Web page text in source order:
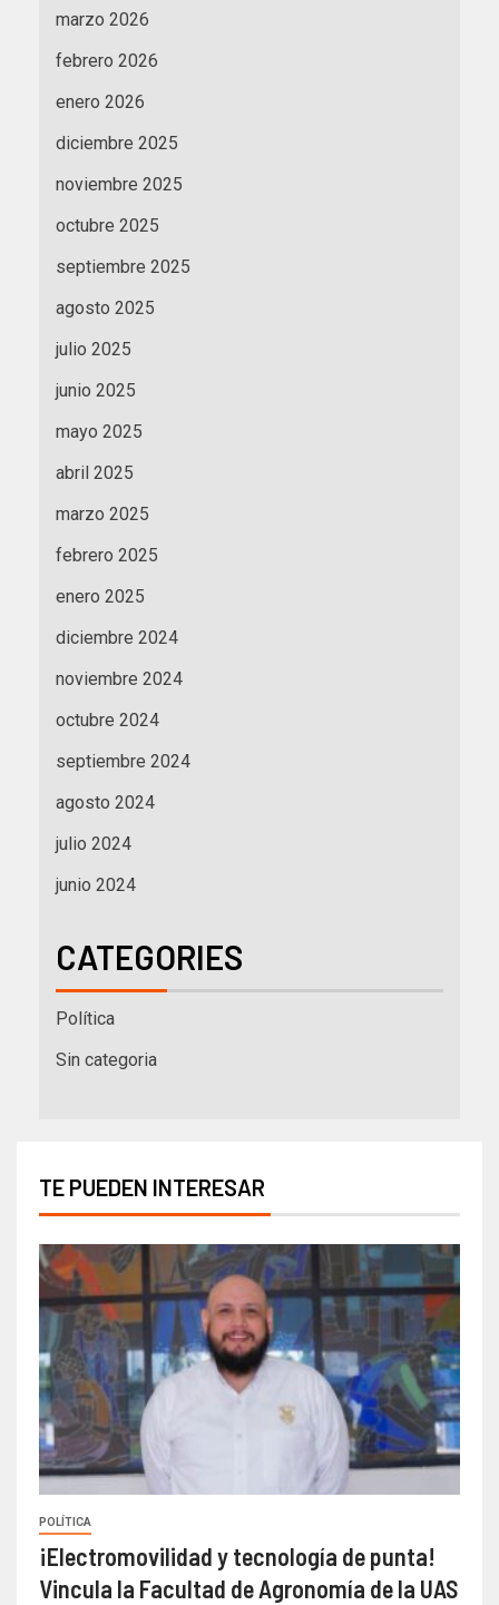
marzo 2026
febrero 2026
enero 2026
diciembre 2025
noviembre 2025
octubre 2025
septiembre 2025
agosto 2025
julio 2025
junio 2025
mayo 2025
abril 2025
marzo 2025
febrero 2025
enero 2025
diciembre 2024
noviembre 2024
octubre 2024
septiembre 2024
agosto 2024
julio 2024
junio 2024
CATEGORIES
Política
Sin categoria
TE PUEDEN INTERESAR
POLÍTICA
¡Electromovilidad y tecnología de punta!
Vincula la Facultad de Agronomía de la UAS